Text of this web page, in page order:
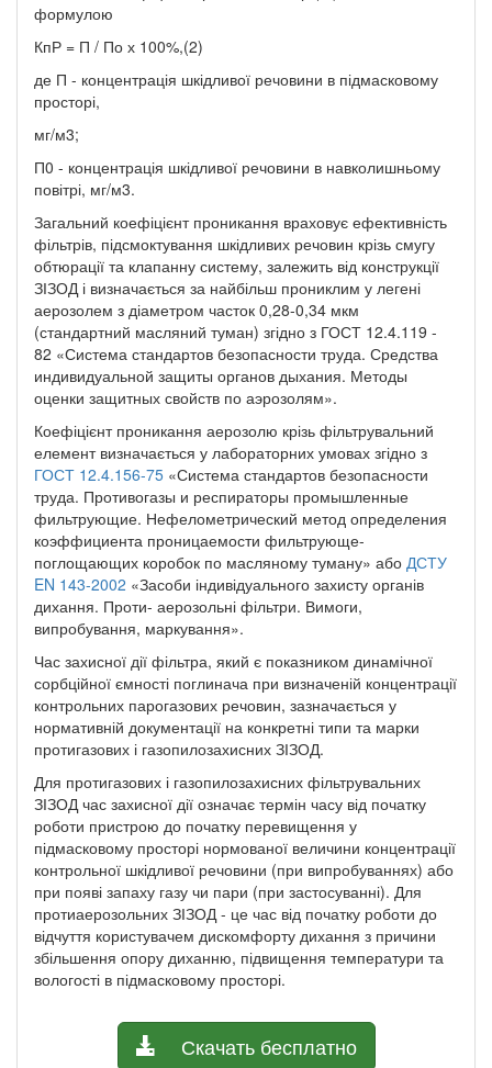
формулою
КпР = П / По х 100%,(2)
де П - концентрація шкідливої речовини в підмасковому
просторі,
мг/м3;
П0 - концентрація шкідливої речовини в навколишньому
повітрі, мг/м3.
Загальний коефіцієнт проникання враховує ефективність
фільтрів, підсмоктування шкідливих речовин крізь смугу
обтюрації та клапанну систему, залежить від конструкції
ЗІЗОД і визначається за найбільш прониклим у легені
аерозолем з діаметром часток 0,28-0,34 мкм
(стандартний масляний туман) згідно з ГОСТ 12.4.119 -
82 «Система стандартов безопасности труда. Средства
индивидуальной защиты органов дыхания. Методы
оценки защитных свойств по аэрозолям».
Коефіцієнт проникання аерозолю крізь фільтрувальний
елемент визначається у лабораторних умовах згідно з
ГОСТ 12.4.156-75 «Система стандартов безопасности
труда. Противогазы и респираторы промышленные
фильтрующие. Нефелометрический метод определения
коэффициента проницаемости фильтрующе-
поглощающих коробок по масляному туману» або ДСТУ
EN 143-2002 «Засоби індивідуального захисту органів
дихання. Проти- аерозольні фільтри. Вимоги,
випробування, маркування».
Час захисної дії фільтра, який є показником динамічної
сорбційної ємності поглинача при визначеній концентрації
контрольних парогазових речовин, зазначається у
нормативній документації на конкретні типи та марки
протигазових і газопилозахисних ЗІЗОД.
Для протигазових і газопилозахисних фільтрувальних
ЗІЗОД час захисної дії означає термін часу від початку
роботи пристрою до початку перевищення у
підмасковому просторі нормованої величини концентрації
контрольної шкідливої речовини (при випробуваннях) або
при появі запаху газу чи пари (при застосуванні). Для
протиаерозольних ЗІЗОД - це час від початку роботи до
відчуття користувачем дискомфорту дихання з причини
збільшення опору диханню, підвищення температури та
вологості в підмасковому просторі.
Скачать бесплатно